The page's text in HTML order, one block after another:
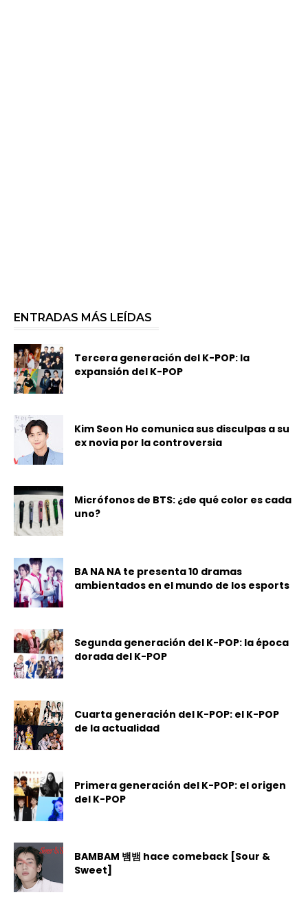
ENTRADAS MÁS LEÍDAS
Tercera generación del K-POP: la
expansión del K-POP
Kim Seon Ho comunica sus disculpas a su
ex novia por la controversia
Micrófonos de BTS: ¿de qué color es cada
uno?
BA NA NA te presenta 10 dramas
ambientados en el mundo de los esports
Segunda generación del K-POP: la época
dorada del K-POP
Cuarta generación del K-POP: el K-POP
de la actualidad
Primera generación del K-POP: el origen
del K-POP
BAMBAM 뱀뱀 hace comeback [Sour &
Sweet]